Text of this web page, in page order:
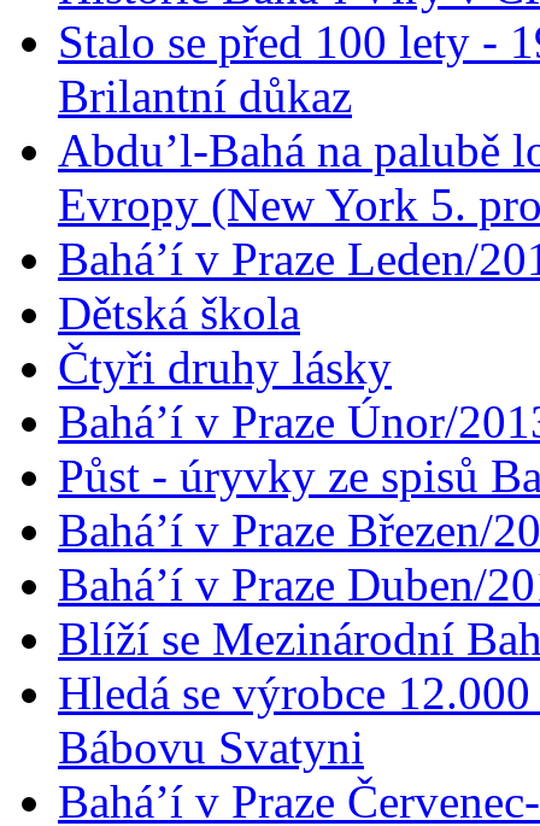
Stalo se před 100 lety -
Brilantní důkaz
Abdu’l-Bahá na palubě
Evropy (New York 5.
Bahá’í v Praze Leden/
Dětská škola
Čtyři druhy lásky
Bahá’í v Praze Únor/
Půst - úryvky ze spisů
Bahá’í v Praze Březen/
Bahá’í v Praze Duben/
Blíží se Mezinárodní
Hledá se výrobce
Bábovu Svatyni
Bahá’í v Praze